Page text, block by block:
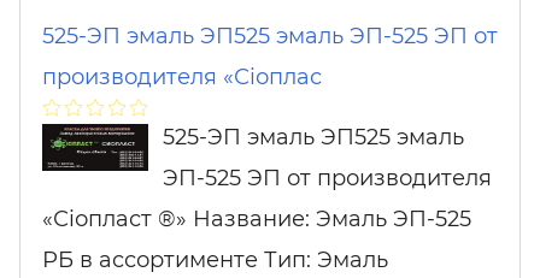
525-ЭП эмаль ЭП525 эмаль ЭП-525 ЭП от
производителя «Сіоплас
525-ЭП эмаль ЭП525 эмаль
ЭП-525 ЭП от производителя
«Сіопласт ®» Название: Эмаль ЭП-525
РБ в ассортименте Тип: Эмаль